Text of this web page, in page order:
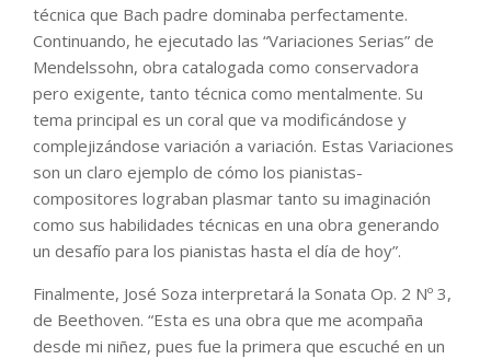
técnica que Bach padre dominaba perfectamente.
Continuando, he ejecutado las “Variaciones Serias” de
Mendelssohn, obra catalogada como conservadora
pero exigente, tanto técnica como mentalmente. Su
tema principal es un coral que va modificándose y
complejizándose variación a variación. Estas Variaciones
son un claro ejemplo de cómo los pianistas-
compositores lograban plasmar tanto su imaginación
como sus habilidades técnicas en una obra generando
un desafío para los pianistas hasta el día de hoy”.
Finalmente, José Soza interpretará la Sonata Op. 2 Nº 3,
de Beethoven. “Esta es una obra que me acompaña
desde mi niñez, pues fue la primera que escuché en un